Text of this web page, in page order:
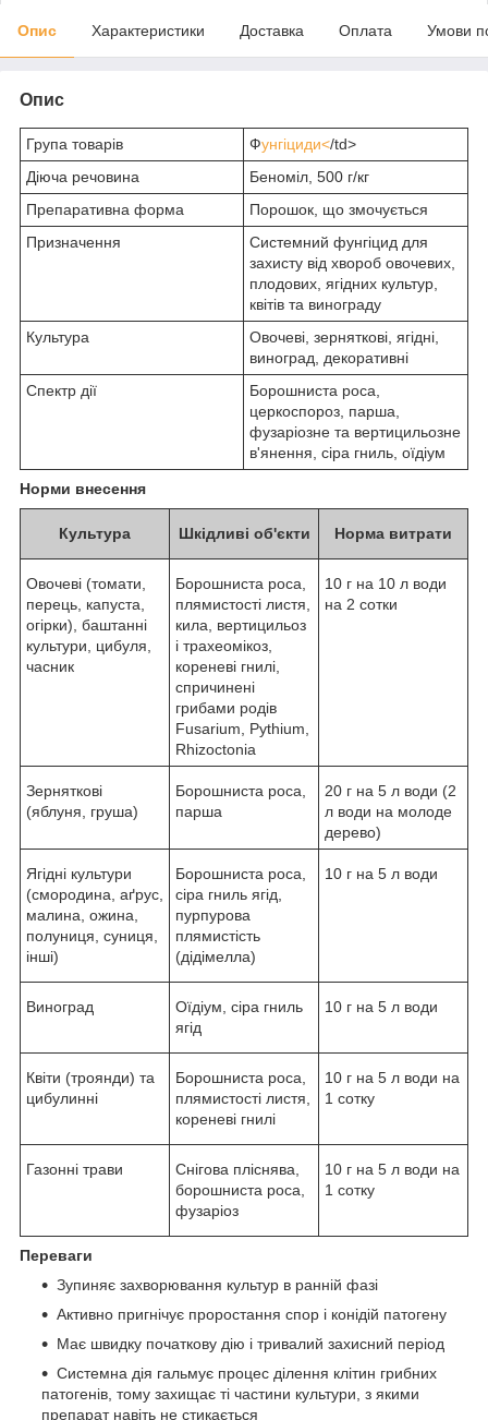
Опис Характеристики Доставка Оплата Умови
Опис
Група товарів Фунгіциди</td>
Діюча речовина
Беноміл, 500 г/кг
Препаративна форма
Порошок, що змочується
Призначення
Системний фунгіцид для
захисту від хвороб овочевих,
плодових, ягідних культур,
квітів та винограду
Культура
Овочеві, зерняткові, ягідні,
виноград, декоративні
Спектр дії
Борошниста роса,
церкоспороз, парша,
фузаріозне та вертицильозне
в'янення, сіра гниль, оїдіум
Норми внесення
Культура Шкідливі об'єкти Норма витрати
Овочеві (томати,
перець, капуста,
огірки), баштанні
культури, цибуля,
часник
Борошниста роса,
плямистості листя,
кила, вертицильоз
і трахеомікоз,
кореневі гнилі,
спричинені
грибами родів
Fusarium, Pythium,
Rhizoctonia
10 г на 10 л води
на 2 сотки
Зерняткові
(яблуня, груша)
Борошниста роса,
парша
20 г на 5 л води (2
л води на молоде
дерево)
Ягідні культури
(смородина, аґрус,
малина, ожина,
полуниця, суниця,
інші)
Борошниста роса,
сіра гниль ягід,
пурпурова
плямистість
(дідімелла)
10 г на 5 л води
Виноград
Оїдіум, сіра гниль
ягід
10 г на 5 л води
Квіти (троянди) та
цибулинні
Борошниста роса,
плямистості листя,
кореневі гнилі
10 г на 5 л води на
1 сотку
Газонні трави
Снігова пліснява,
борошниста роса,
фузаріоз
10 г на 5 л води на
1 сотку
Переваги
Зупиняє захворювання культур в ранній фазі
Активно пригнічує проростання спор і конідій патогену
Має швидку початкову дію і тривалий захисний період
Системна дія гальмує процес ділення клітин грибних
патогенів, тому захищає ті частини культури, з якими
препарат навіть не стикається